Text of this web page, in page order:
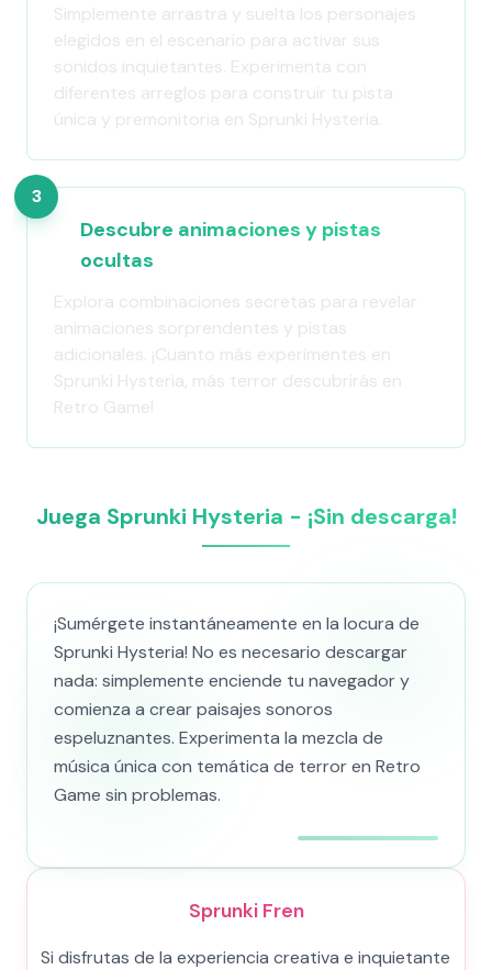
Simplemente arrastra y suelta los personajes
elegidos en el escenario para activar sus
sonidos inquietantes. Experimenta con
diferentes arreglos para construir tu pista
única y premonitoria en Sprunki Hysteria.
3
Descubre animaciones y pistas
ocultas
Explora combinaciones secretas para revelar
animaciones sorprendentes y pistas
adicionales. ¡Cuanto más experimentes en
Sprunki Hysteria, más terror descubrirás en
Retro Game!
Juega Sprunki Hysteria - ¡Sin descarga!
¡Sumérgete instantáneamente en la locura de
Sprunki Hysteria! No es necesario descargar
nada: simplemente enciende tu navegador y
comienza a crear paisajes sonoros
espeluznantes. Experimenta la mezcla de
música única con temática de terror en Retro
Game sin problemas.
Sprunki Fren
Si disfrutas de la experiencia creativa e inquietante